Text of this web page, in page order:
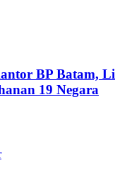
BP Batam, Li
19 Negara